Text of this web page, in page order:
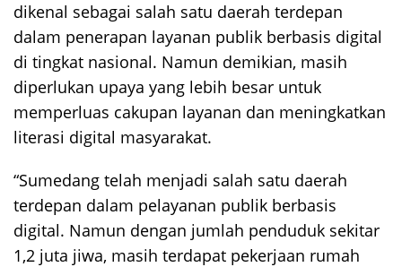
dikenal sebagai salah satu daerah terdepan
dalam penerapan layanan publik berbasis digital
di tingkat nasional. Namun demikian, masih
diperlukan upaya yang lebih besar untuk
memperluas cakupan layanan dan meningkatkan
literasi digital masyarakat.
“Sumedang telah menjadi salah satu daerah
terdepan dalam pelayanan publik berbasis
digital. Namun dengan jumlah penduduk sekitar
1,2 juta jiwa, masih terdapat pekerjaan rumah